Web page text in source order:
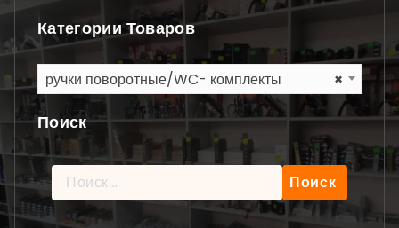
Категории Товаров
×
ручки поворотные/WC- комплекты
Поиск
Найти: